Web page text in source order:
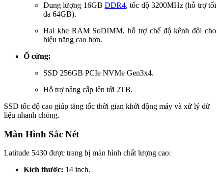
Dung lượng 16GB DDR4, tốc độ 3200MHz (hỗ trợ tối
đa 64GB).
Hai khe RAM SoDIMM, hỗ trợ chế độ kênh đôi cho
hiệu năng cao hơn.
Ổ cứng:
SSD 256GB PCIe NVMe Gen3x4.
Hỗ trợ nâng cấp lên tới 2TB.
SSD tốc độ cao giúp tăng tốc thời gian khởi động máy và xử lý dữ
liệu nhanh chóng.
Màn Hình Sắc Nét
Latitude 5430 được trang bị màn hình chất lượng cao:
Kích thước: 14 inch.